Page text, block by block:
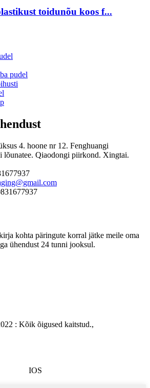
toidunõu koos f...
pudel
4. hoone nr 12. Fenghuangi
lõunatee. Qiaodongi piirkond. Xingtai.
kohta päringute korral jätke meile oma
ühendust 24 tunni jooksul.
: Kõik õigused kaitstud.,
IOS